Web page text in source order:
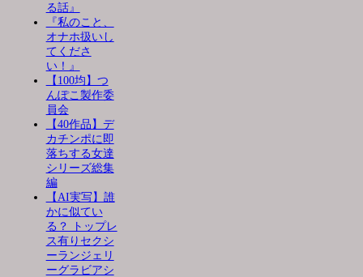
る話』
『私のこと、
オナホ扱いし
てくださ
い！』
【100均】つ
んぽこ製作委
員会
【40作品】デ
カチンポに即
落ちする女達
シリーズ総集
編
【AI実写】誰
かに似てい
る？ トップレ
ス有りセクシ
ーランジェリ
ーグラビアシ